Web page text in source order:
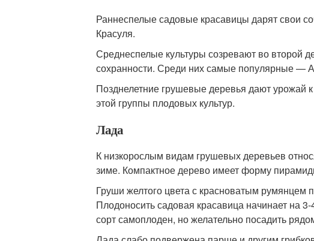
Раннеспелые садовые красавицы дарят свои
Красуля.
Среднеспелые культуры созревают во второй
сохранности. Среди них самые популярные —
Позднелетние грушевые деревья дают урожай
этой группы плодовых культур.
Лада
К низкорослым видам грушевых деревьев
зиме. Компактное дерево имеет форму
Груши желтого цвета с красноватым румянцем
Плодоносить садовая красавица начинает на
сорт самоплоден, но желательно посадить